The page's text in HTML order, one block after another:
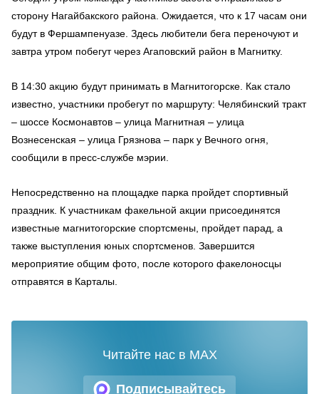
сторону Нагайбакского района. Ожидается, что к 17 часам они
будут в Фершампенуазе. Здесь любители бега переночуют и
завтра утром побегут через Агаповский район в Магнитку.
В 14:30 акцию будут принимать в Магнитогорске. Как стало
известно, участники пробегут по маршруту: Челябинский тракт
– шоссе Космонавтов – улица Магнитная – улица
Вознесенская – улица Грязнова – парк у Вечного огня,
сообщили в пресс-службе мэрии.
Непосредственно на площадке парка пройдет спортивный
праздник. К участникам факельной акции присоединятся
известные магнитогорские спортсмены, пройдет парад, а
также выступления юных спортсменов. Завершится
мероприятие общим фото, после которого факелоносцы
отправятся в Карталы.
Подписывайтесь
Читайте нас в MAX